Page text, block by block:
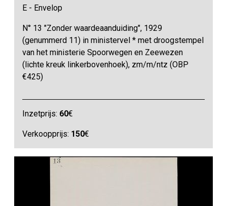
E - Envelop
N° 13 "Zonder waardeaanduiding", 1929
(genummerd 11) in ministervel * met droogstempel
van het ministerie Spoorwegen en Zeewezen
(lichte kreuk linkerbovenhoek), zm/m/ntz (OBP
€425)
Inzetprijs: 60€
Verkoopprijs: 150€